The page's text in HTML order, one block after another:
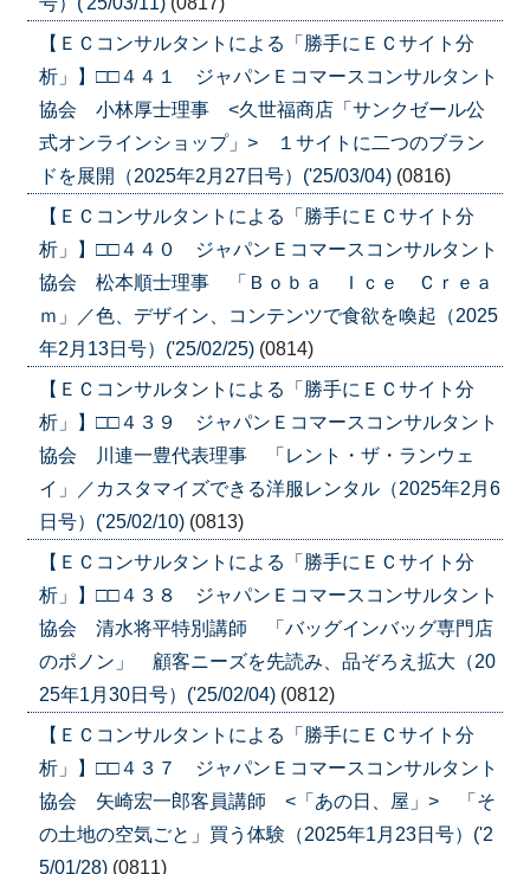
【ＥＣコンサルタントによる「勝手にＥＣサイト分
析」】□□４４１ ジャパンＥコマースコンサルタント
協会 小林厚士理事 <久世福商店「サンクゼール公
式オンラインショップ」> １サイトに二つのブラン
ドを展開（2025年2月27日号）('25/03/04) (0816)
【ＥＣコンサルタントによる「勝手にＥＣサイト分
析」】□□４４０ ジャパンＥコマースコンサルタント
協会 松本順士理事 「Ｂｏｂａ Ｉｃｅ Ｃｒｅａ
ｍ」／色、デザイン、コンテンツで食欲を喚起（2025
年2月13日号）('25/02/25) (0814)
【ＥＣコンサルタントによる「勝手にＥＣサイト分
析」】□□４３９ ジャパンＥコマースコンサルタント
協会 川連一豊代表理事 「レント・ザ・ランウェ
イ」／カスタマイズできる洋服レンタル（2025年2月6
日号）('25/02/10) (0813)
【ＥＣコンサルタントによる「勝手にＥＣサイト分
析」】□□４３８ ジャパンＥコマースコンサルタント
協会 清水将平特別講師 「バッグインバッグ専門店
のポノン」 顧客ニーズを先読み、品ぞろえ拡大（20
25年1月30日号）('25/02/04) (0812)
【ＥＣコンサルタントによる「勝手にＥＣサイト分
析」】□□４３７ ジャパンＥコマースコンサルタント
協会 矢崎宏一郎客員講師 <「あの日、屋」> 「そ
の土地の空気ごと」買う体験（2025年1月23日号）('2
5/01/28) (0811)